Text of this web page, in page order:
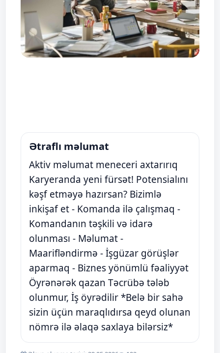
Ətraflı məlumat
Aktiv məlumat meneceri axtarırıq
Karyeranda yeni fürsət! Potensialını
kəşf etməyə hazırsan? Bizimlə
inkişaf et - Komanda ilə çalışmaq -
Komandanın təşkili və idarə
olunması - Məlumat -
Maarifləndirmə - İşgüzar görüşlər
aparmaq - Biznes yönümlü fəaliyyət
Öyrənərək qazan Təcrübə tələb
olunmur, İş öyrədilir *Belə bir sahə
sizin üçün maraqlıdırsa qeyd olunan
nömrə ilə əlaqə saxlaya bilərsiz*